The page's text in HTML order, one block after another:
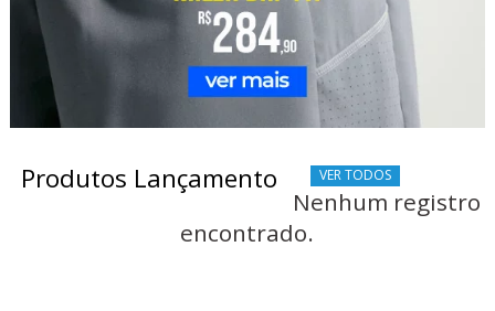
Produtos Lançamento VER TODOS
Nenhum registro
encontrado.